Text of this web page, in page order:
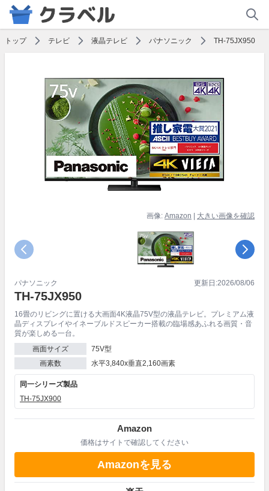
トップ テレビ 液晶テレビ パナソニック TH-75JX950
画像: Amazon 大きい画像を確認
パナソニック
TH-75JX950
更新日:2026/08/06
16畳のリビングに置ける大画面4K液晶75V型の液晶テレビ。プレミアム液
晶ディスプレイやイネーブルドスピーカー搭載の臨場感あふれる画質・音
質が楽しめる一台。
画面サイズ
75V型
画素数
水平3,840x垂直2,160画素
同一シリーズ製品
TH-75JX900
Amazon
価格はサイトで確認してください
Amazonを見る